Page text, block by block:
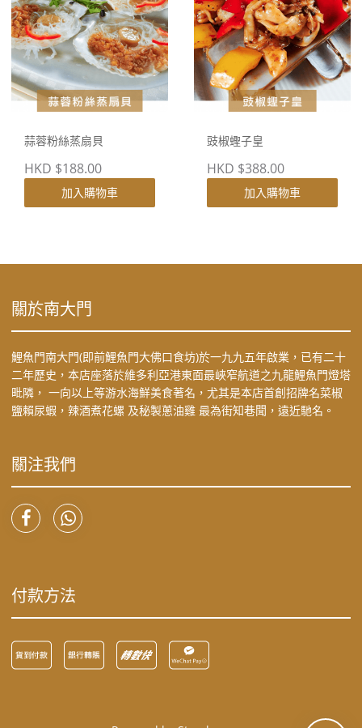
蒜蓉粉絲蒸扇貝
HKD $188.00
加入購物車
豉椒蟶子皇
HKD $388.00
加入購物車
關於南大門
鯉魚門南大門(即前鯉魚門大佛口食坊)於一九九五年啟業，已有二十
二年歷史，本店座落於維多利亞港東面最峽窄航道之九龍鯉魚門燈塔
毗隣， 一向以上等游水海鮮美食著名，尤其是本店首創招牌名菜椒
鹽賴尿蝦，辣酒煮花螺 及秘製蔥油雞 最為街知巷聞，遠近馳名。
關注我們
付款方法